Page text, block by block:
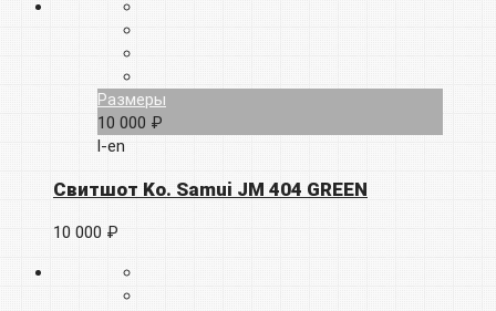
Размеры
10 000 ₽
l-en
Свитшот Ko. Samui JM 404 GREEN
10 000 ₽